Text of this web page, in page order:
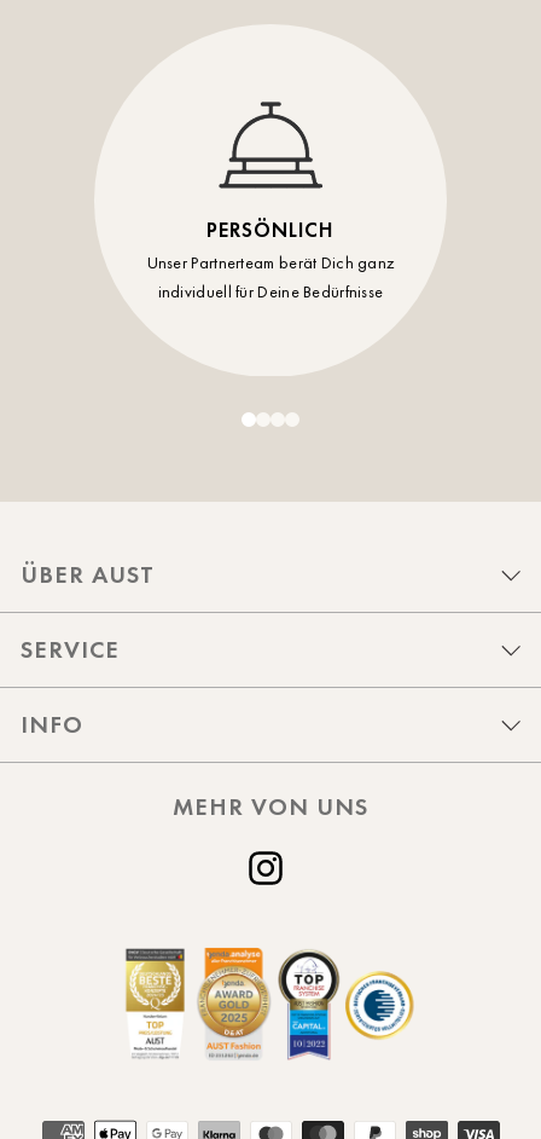
PERSÖNLICH
Unser Partnerteam berät Dich ganz
individuell für Deine Bedürfnisse
ÜBER AUST
SERVICE
INFO
MEHR VON UNS